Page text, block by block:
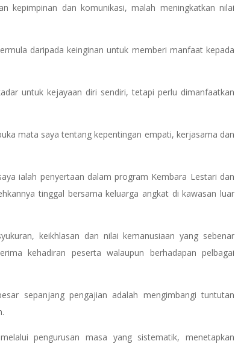
kepimpinan dan komunikasi, malah meningkatkan nilai
daripada keinginan untuk memberi manfaat kepada
untuk kejayaan diri sendiri, tetapi perlu dimanfaatkan
mata saya tentang kepentingan empati, kerjasama dan
ialah penyertaan dalam program Kembara Lestari dan
tinggal bersama keluarga angkat di kawasan luar
keikhlasan dan nilai kemanusiaan yang sebenar
kehadiran peserta walaupun berhadapan pelbagai
sepanjang pengajian adalah mengimbangi tuntutan
pengurusan masa yang sistematik, menetapkan